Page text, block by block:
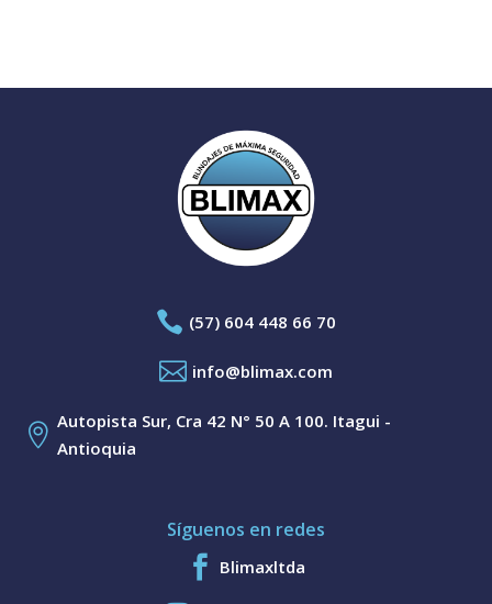
 (57) 604 448 66 70
 info@blimax.com

Autopista Sur, Cra 42 N° 50 A 100. Itagui -
Antioquia
Síguenos en redes
 Blimaxltda